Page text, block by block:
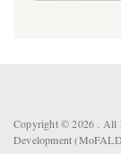
Copyright © 2026 . All
Development